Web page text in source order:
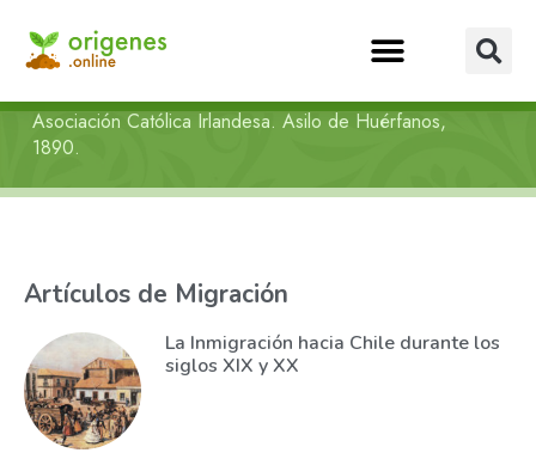
Asociación Católica Irlandesa. Asilo de Huérfanos,
1890.
Artículos de Migración
La Inmigración hacia Chile durante los
siglos XIX y XX